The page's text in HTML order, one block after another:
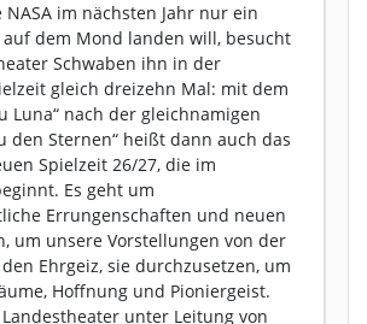
im nächsten Jahr nur ein
dem Mond landen will, besucht
Schwaben ihn in der
gleich dreizehn Mal: mit dem
Luna“ nach der gleichnamigen
den Sternen“ heißt dann auch das
Spielzeit 26/27, die im
Es geht um
Errungenschaften und neuen
um unsere Vorstellungen von der
Ehrgeiz, sie durchzusetzen, um
Hoffnung und Pioniergeist.
Landestheater unter Leitung von